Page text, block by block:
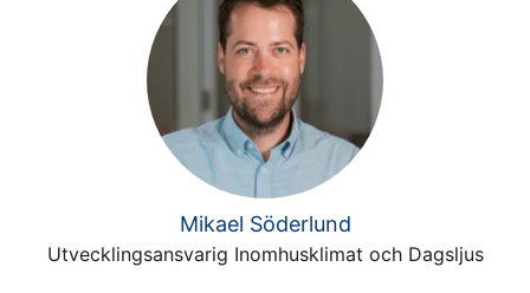
Mikael Söderlund
Utvecklingsansvarig Inomhusklimat och Dagsljus